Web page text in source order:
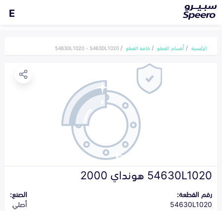
E
الرئيسية أقسام القطع كافة القطع 54630L1020 - 54630L1020
54630L1020 هونداي 2000
رقم القطعة:
54630L1020
الصنع:
أصلي